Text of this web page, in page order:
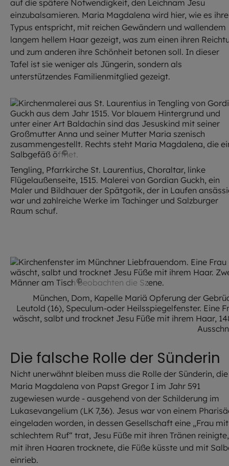
©
Tengling, Pfarrkirche St. Laurentius, Choraltar, linke
Flügelaußenseite, 1515. Malerei von Gordian Guckh, ein
Maler und Bildhauer der Spätgotik, der in Laufen
war und zahlreiche Werke im Tachinger und Salzburger
Raum schuf.
auf die spätere Notwendigkeit, den Leichnam Jesu
einzubalsamieren. Maria Magdalena wird hier, wie es
Typus entspricht, mit reichen Gewändern und wallendem
langem hellem Haar gezeigt, was zum einen ihren
und zum anderen ihre Schönheit betonen soll. In dieser
Tafel ist sie weniger als Jüngerin, sondern als
unterstützendes Familienmitglied gezeigt.
© HA Kunst / EOM
München, Dom, Kapelle Mariä Opferung der
Leutold (16), Speculum-oder Heilsspiegelfenster. Eine
wäscht, salbt und trocknet Jesu Füße mit ihrem Haar,
Die falsche Rolle der Sünderin
Nicht unerwähnt bleiben muss die Rolle der Sünderin, die
Maria Magdalena von Papst Gregor I im Jahr 591
zugewiesen wurde - ausgehend von der Schilderung im
Lukasevangelium (LK 7,36). Jesus war von einem
eingeladen worden, in dessen Gesellschaft eine „Frau mit
schlechtem Ruf“ trat, Jesu Füße mit ihren Tränen reinigte,
mit ihren Haaren trocknete, die Füße küsste und mit
einrieb.